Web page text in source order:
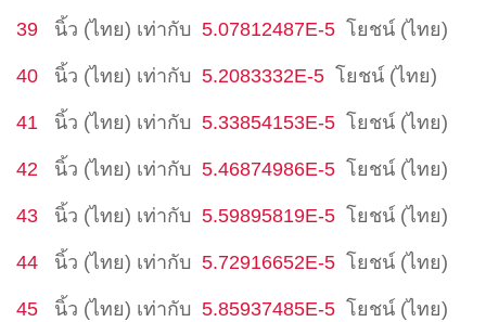
39 นิ้ว (ไทย) เท่ากับ 5.07812487E-5 โยชน์ (ไทย)
40 นิ้ว (ไทย) เท่ากับ 5.2083332E-5 โยชน์ (ไทย)
41 นิ้ว (ไทย) เท่ากับ 5.33854153E-5 โยชน์ (ไทย)
42 นิ้ว (ไทย) เท่ากับ 5.46874986E-5 โยชน์ (ไทย)
43 นิ้ว (ไทย) เท่ากับ 5.59895819E-5 โยชน์ (ไทย)
44 นิ้ว (ไทย) เท่ากับ 5.72916652E-5 โยชน์ (ไทย)
45 นิ้ว (ไทย) เท่ากับ 5.85937485E-5 โยชน์ (ไทย)